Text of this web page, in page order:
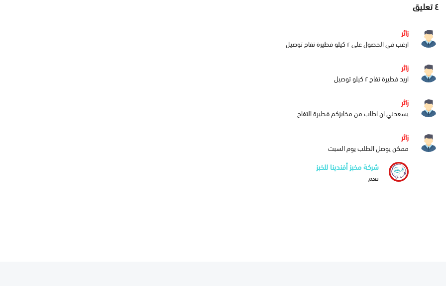
٤تعليق
زائر
ارغب في الحصول على ٢ كيلو فطيرة تفاح توصيل
زائر
اريد فطيرة تفاح ٢ كيلو توصيل
زائر
يسعدني ان اطاب من مخابزكم فطيرة التفاح
زائر
ممكن يوصل الطلب يوم السبت
شركة مخبز أفندينا للخبز
نعم